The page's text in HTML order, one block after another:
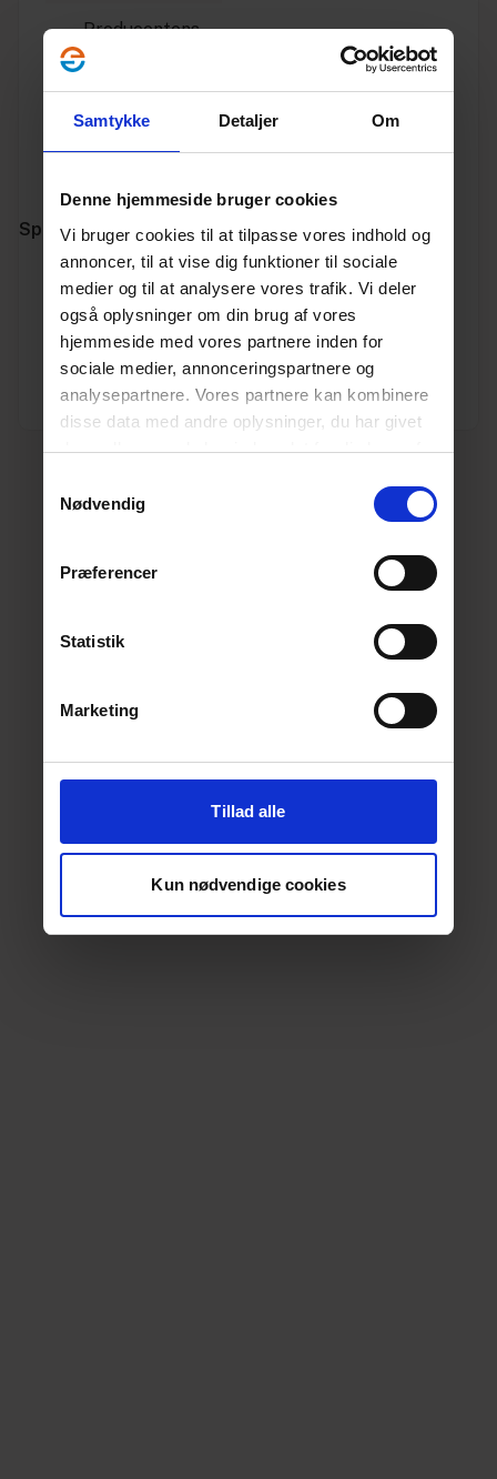
Samtykke Detaljer Om
Denne hjemmeside bruger cookies
Vi bruger cookies til at tilpasse vores indhold og
annoncer, til at vise dig funktioner til sociale
medier og til at analysere vores trafik. Vi deler
også oplysninger om din brug af vores
hjemmeside med vores partnere inden for
sociale medier, annonceringspartnere og
analysepartnere. Vores partnere kan kombinere
disse data med andre oplysninger, du har givet
dem, eller som de har indsamlet fra din brug af
Nødvendig
Præferencer
Statistik
Marketing
Tillad alle
Kun nødvendige cookies
Producentens
produktside
Godkendelse
hjemmeside
Specifikationer
Varenummer 10197308
Vægt 1
Enhed STK.